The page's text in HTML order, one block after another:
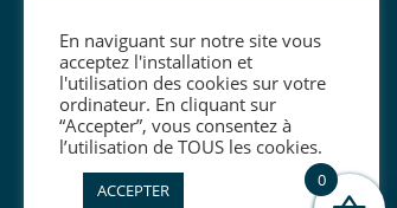
En naviguant sur notre site vous
acceptez l'installation et
l'utilisation des cookies sur votre
ordinateur. En cliquant sur
“Accepter”, vous consentez à
l’utilisation de TOUS les cookies.
ACCEPTER 0